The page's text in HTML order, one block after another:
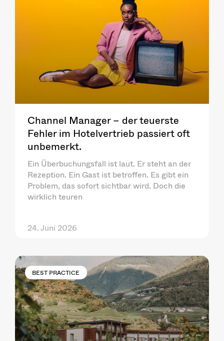
Channel Manager – der teuerste
Fehler im Hotelvertrieb passiert oft
unbemerkt.
Ein Überbuchungsfall ist laut. Er steht an der
Rezeption. Ein Gast ist betroffen. Es gibt ein
Problem, das sofort sichtbar wird. Doch die
wirklich teuren
24. Juni 2026
BEST PRACTICE